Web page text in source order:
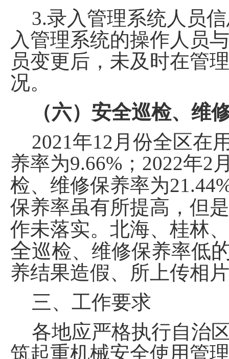
3.录入管理系统人员
入管理系统的操作人员
员变更后，未及时在管
况。
（六）安全巡检、维
2021年12 月份全区在
养率为9.66%； 2022年2
检、维修保养率为
保养率虽有所提高，但是
作未落实。北海、桂林
全巡检、维修保养率低
养结果造假、所上传相
三、工作要求
各地应严格执行自治
筑起重机械安全使用管